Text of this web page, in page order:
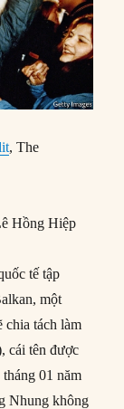
, The
Hồng Hiệp
tế tập
một
chia tách làm
cái tên được
01 năm
Nhung không